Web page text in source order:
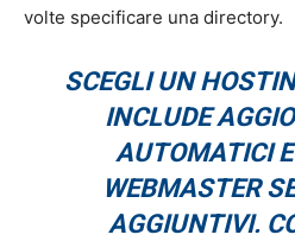
volte specificare una directory.
SCEGLI UN
INCLUDE
AUTOMATICI
WEBMASTER
AGGIUNTIVI.